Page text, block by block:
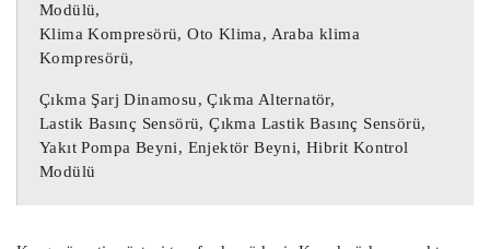
Oto beyni, Oto beyinci, Abs beyni, Çıkma
Abs beyni,
Çıkma Motor beyini, Çıkma Oto beyni,
Çıkma Oto beyinci,
Şanzıman Beyni,
Modülü,
Klima Kompresörü, Oto Klima, Araba klima
Kompresörü,
Çıkma Şarj Dinamosu, Çıkma Alternatör,
Lastik Basınç Sensörü, Çıkma Lastik Basınç Sensörü,
Yakıt Pompa Beyni, Enjektör Beyni, Hibrit Kontrol
Modülü